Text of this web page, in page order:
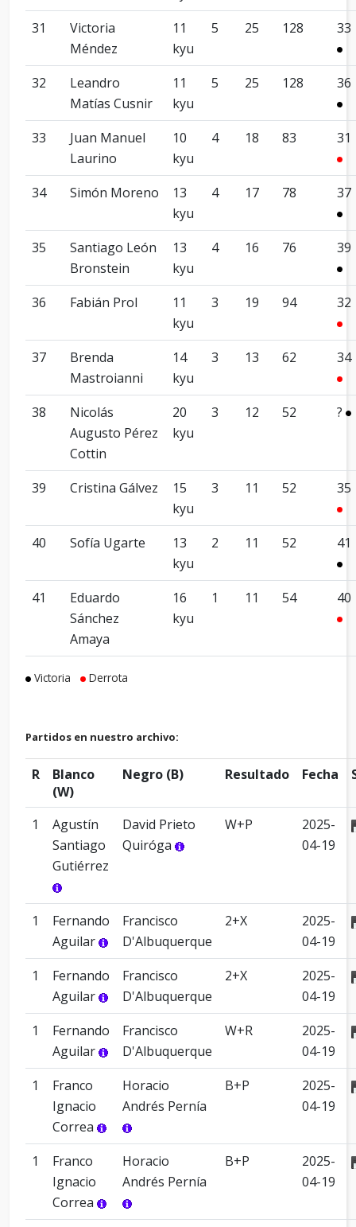
31
Victoria
Méndez
11
kyu
5 25 128 33
32
Leandro
Matías Cusnir
11
kyu
5 25 128 36
33
Juan Manuel
Laurino
10
kyu
4 18 83 31
34 Simón Moreno
13
kyu
4 17 78 37
35
Santiago León
Bronstein
13
kyu
4 16 76 39
36 Fabián Prol
11
kyu
3 19 94 32
37
Brenda
Mastroianni
14
kyu
3 13 62 34
38
Nicolás
Augusto Pérez
Cottin
20
kyu
3 12 52 ?
39 Cristina Gálvez
15
kyu
3 11 52 35
40 Sofía Ugarte
13
kyu
2 11 52 41
41
Eduardo
Sánchez
Amaya
16
kyu
1 11 54 40
Victoria Derrota
Partidos en nuestro archivo:
R
Blanco
(W)
Negro (B) Resultado Fecha
1
Agustín
Santiago
Gutiérrez
David Prieto
Quiróga
W+P
2025-
04-19
1
Fernando
Aguilar
Francisco
D'Albuquerque
2+X
2025-
04-19
1
Fernando
Aguilar
Francisco
D'Albuquerque
2+X
2025-
04-19
1
Fernando
Aguilar
Francisco
D'Albuquerque
W+R
2025-
04-19
1
Franco
Ignacio
Correa
Horacio
Andrés Pernía
B+P
2025-
04-19
1
Franco
Ignacio
Correa
Horacio
Andrés Pernía
B+P
2025-
04-19